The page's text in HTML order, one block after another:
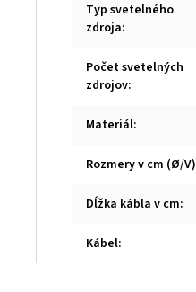
Typ svetelného
zdroja:
Počet svetelných
zdrojov:
Materiál:
Rozmery v cm (Ø/V)
Dĺžka kábla v cm:
Kábel: